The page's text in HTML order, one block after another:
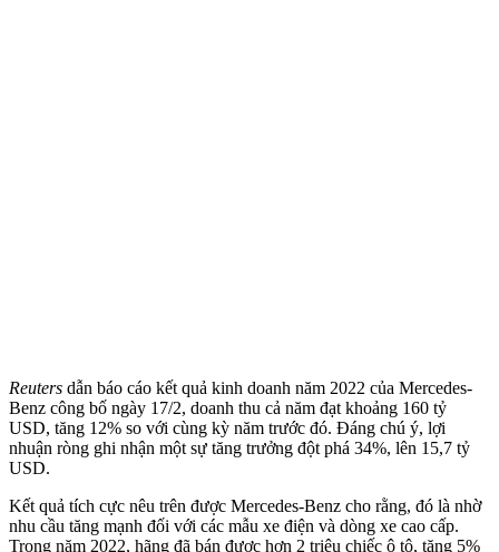
Reuters dẫn báo cáo kết quả kinh doanh năm 2022 của Mercedes-
Benz công bố ngày 17/2, doanh thu cả năm đạt khoảng 160 tỷ
USD, tăng 12% so với cùng kỳ năm trước đó. Đáng chú ý, lợi
nhuận ròng ghi nhận một sự tăng trưởng đột phá 34%, lên 15,7 tỷ
USD.
Kết quả tích cực nêu trên được Mercedes-Benz cho rằng, đó là nhờ
nhu cầu tăng mạnh đối với các mẫu xe điện và dòng xe cao cấp.
Trong năm 2022, hãng đã bán được hơn 2 triệu chiếc ô tô, tăng 5%